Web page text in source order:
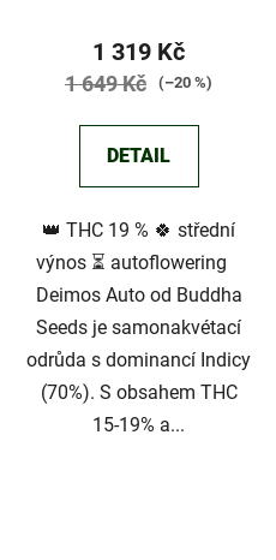
hodnocení
produktu
z
hvězdiček.
1 319 Kč
1 649 Kč (–20 %)
DETAIL
👑 THC 19 % 🍀 střední
výnos ⏳ autoflowering
Deimos Auto od Buddha
Seeds je samonakvétací
odrůda s dominancí Indicy
(70%). S obsahem THC
15-19% a...